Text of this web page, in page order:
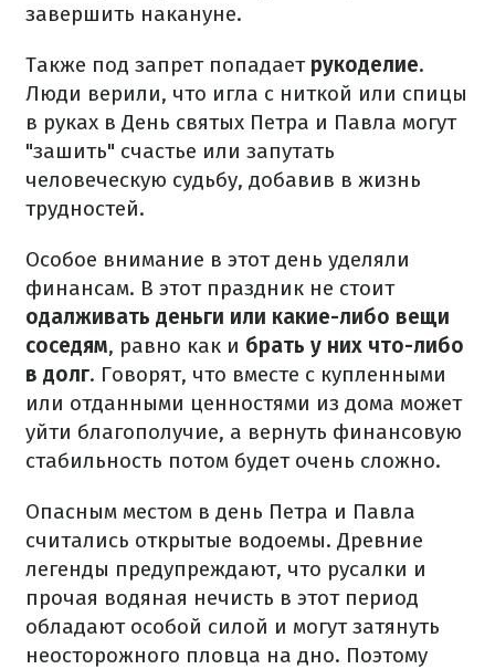
завершить накануне.
Также под запрет попадает рукоделие.
Люди верили, что игла с ниткой или спицы
в руках в День святых Петра и Павла могут
"зашить" счастье или запутать
человеческую судьбу, добавив в жизнь
трудностей.
Особое внимание в этот день уделяли
финансам. В этот праздник не стоит
одалживать деньги или какие-либо вещи
соседям, равно как и брать у них что-либо
в долг. Говорят, что вместе с купленными
или отданными ценностями из дома может
уйти благополучие, а вернуть финансовую
стабильность потом будет очень сложно.
Опасным местом в день Петра и Павла
считались открытые водоемы. Древние
легенды предупреждают, что русалки и
прочая водяная нечисть в этот период
обладают особой силой и могут затянуть
неосторожного пловца на дно. Поэтому